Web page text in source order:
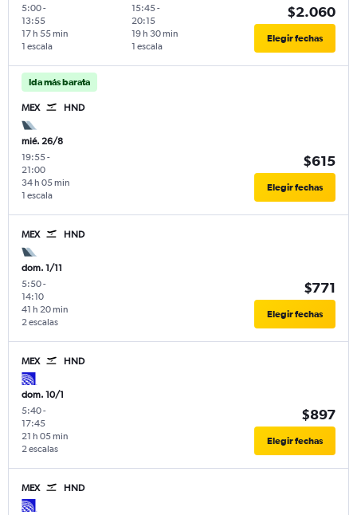
5:00-
13:55
1 escala
17 h 55 min
15:45-
20:15
1 escala
19 h 30 min
$2.060
Elegir fechas
Ida más barata
MEX HND
mié. 26/8
19:55-
21:00
1 escala
34 h 05 min
$615
Elegir fechas
MEX HND
dom. 1/11
5:50-
14:10
2 escalas
41 h 20 min
$771
Elegir fechas
MEX HND
dom. 10/1
5:40-
17:45
2 escalas
21 h 05 min
$897
Elegir fechas
MEX HND